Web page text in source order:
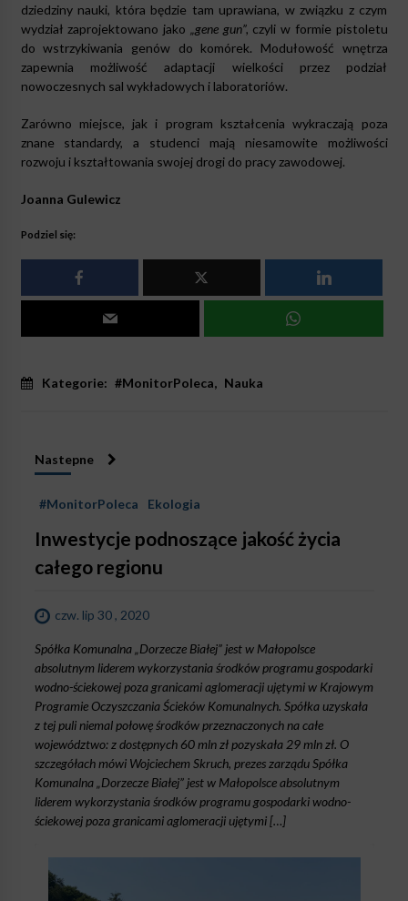
dziedziny nauki, która będzie tam uprawiana, w związku z czym
wydział zaprojektowano jako
„gene gun”, czyli w formie pistoletu
do wstrzykiwania genów do komórek. Modułowość wnętrza
zapewnia możliwość adaptacji wielkości przez podział
nowoczesnych sal wykładowych i laboratoriów.
Zarówno miejsce, jak i program kształcenia wykraczają poza
znane standardy, a studenci mają niesamowite możliwości
rozwoju i kształtowania swojej drogi do pracy zawodowej.
Joanna Gulewicz
Podziel się:
Kategorie: #MonitorPoleca, Nauka
Nastepne
#MonitorPoleca Ekologia
Inwestycje podnoszące jakość życia
całego regionu
czw. lip 30 , 2020
Spółka Komunalna „Dorzecze Białej” jest w Małopolsce
absolutnym liderem wykorzystania środków programu gospodarki
wodno-ściekowej poza granicami aglomeracji ujętymi w Krajowym
Programie Oczyszczania Ścieków Komunalnych. Spółka uzyskała
z tej puli niemal połowę środków przeznaczonych na całe
województwo: z dostępnych 60 mln zł pozyskała 29 mln zł. O
szczegółach mówi Wojciechem Skruch, prezes zarządu Spółka
Komunalna „Dorzecze Białej” jest w Małopolsce absolutnym
liderem wykorzystania środków programu gospodarki wodno-
ściekowej poza granicami aglomeracji ujętymi […]